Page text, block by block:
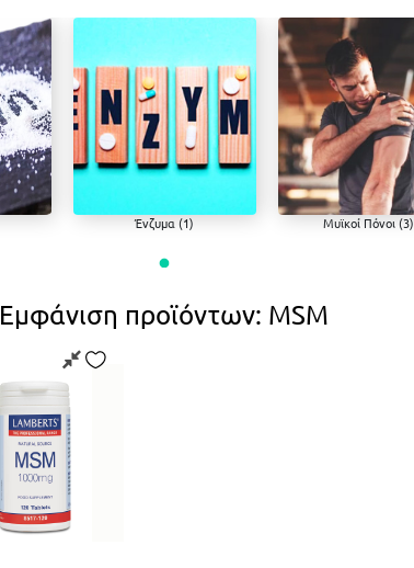
Ένζυμα (1) Μυϊκοί Πόνοι
Μυϊκοί Πόνοι (3)
Εμφάνιση προϊόντων: MSM